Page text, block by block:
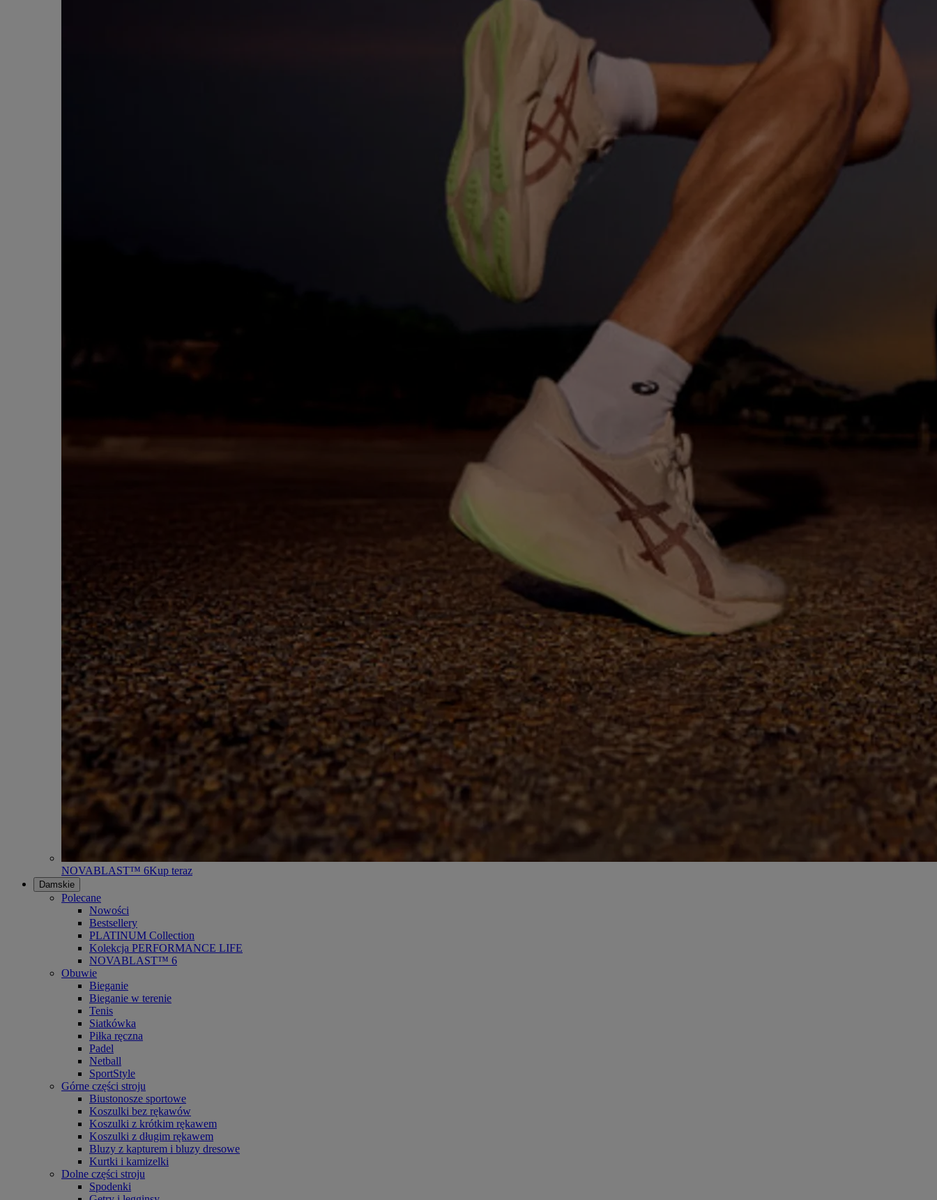
NOVABLAST™ 6Kup teraz
Damskie
Polecane
Nowości
Bestsellery
PLATINUM Collection
Kolekcja PERFORMANCE LIFE
NOVABLAST™ 6
Obuwie
Bieganie
Bieganie w terenie
Tenis
Siatkówka
Piłka ręczna
Padel
Netball
SportStyle
Górne części stroju
Biustonosze sportowe
Koszulki bez rękawów
Koszulki z krótkim rękawem
Koszulki z długim rękawem
Bluzy z kapturem i bluzy dresowe
Kurtki i kamizelki
Dolne części stroju
Spodenki